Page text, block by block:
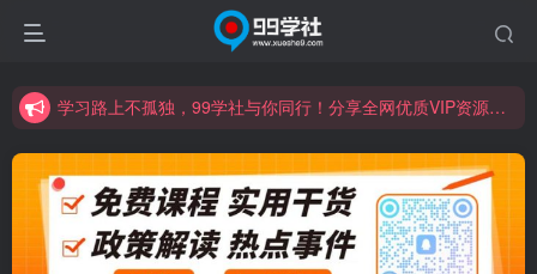
学习路上不孤独，99学社与你同行！分享全网优质VIP资源，炒股教程、创业教程、网络营销教程、自媒体短视频教程等，长期更新各大精品创业项目！
学习路上不孤独，99学社与你同行！分享全网优质VIP资源，炒股教程、创业教程、网络营销教程、自媒体短视频教程等，长期更新各大精品创业项目！